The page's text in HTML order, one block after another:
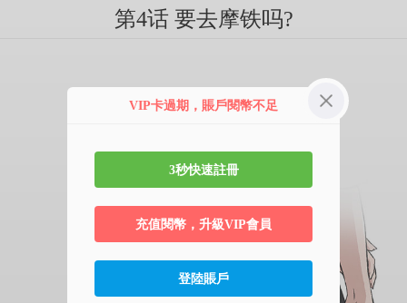
第4话 要去摩铁吗?
VIP卡過期，賬戶閱幣不足
3秒快速註冊
充值閱幣，升級VIP會員
登陸賬戶